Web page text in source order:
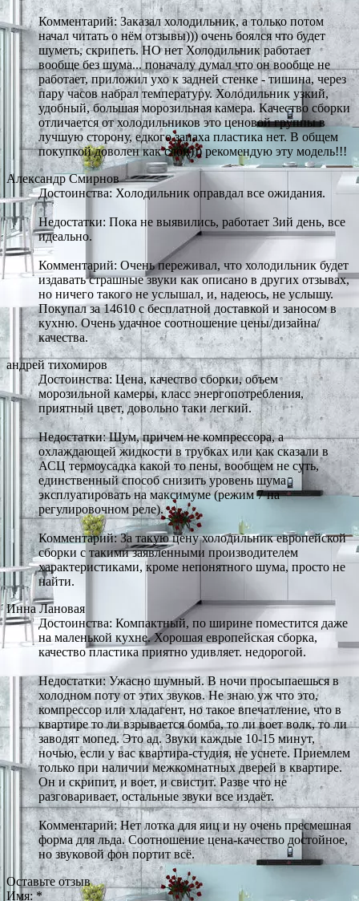
Комментарий: Заказал холодильник, а только потом
начал читать о нём отзывы))) очень боялся что будет
шуметь, скрипеть. НО нет Холодильник работает
вообще без шума... поначалу думал что он вообще не
работает, приложил ухо к задней стенке - тишина, через
пару часов набрал температуру. Холодильник узкий,
удобный, большая морозильная камера. Качество сборки
отличается от холодильников это ценовой группы в
лучшую сторону, едкого запаха пластика нет. В общем
покупкой доволен как слон))) рекомендую эту модель!!!
Александр Смирнов
Достоинства: Холодильник оправдал все ожидания.
Недостатки: Пока не выявились, работает 3ий день, все
идеально.
Комментарий: Очень переживал, что холодильник будет
издавать страшные звуки как описано в других отзывах,
но ничего такого не услышал, и, надеюсь, не услышу.
Покупал за 14610 с бесплатной доставкой и заносом в
кухню. Очень удачное соотношение цены/дизайна/
качества.
андрей тихомиров
Достоинства: Цена, качество сборки, объем
морозильной камеры, класс энергопотребления,
приятный цвет, довольно таки легкий.
Недостатки: Шум, причем не компрессора, а
охлаждающей жидкости в трубках или как сказали в
АСЦ термоусадка какой то пены, вообщем не суть,
единственный способ снизить уровень шума
эксплуатировать на максимуме (режим 7 на
регулировочном реле).
Комментарий: За такую цену холодильник европейской
сборки с такими заявленными производителем
характеристиками, кроме непонятного шума, просто не
найти.
Инна Лановая
Достоинства: Компактный, по ширине поместится даже
на маленькой кухне. Хорошая европейская сборка,
качество пластика приятно удивляет. недорогой.
Недостатки: Ужасно шумный. В ночи просыпаешься в
холодном поту от этих звуков. Не знаю уж что это,
компрессор или хладагент, но такое впечатление, что в
квартире то ли взрывается бомба, то ли воет волк, то ли
заводят мопед. Это ад. Звуки каждые 10-15 минут,
ночью, если у вас квартира-студия, не уснете. Приемлем
только при наличии межкомнатных дверей в квартире.
Он и скрипит, и воет, и свистит. Разве что не
разговаривает, остальные звуки все издаёт.
Комментарий: Нет лотка для яиц и ну очень пресмешная
форма для льда. Соотношение цена-качество достойное,
но звуковой фон портит всё.
Оставьте отзыв
Имя:*